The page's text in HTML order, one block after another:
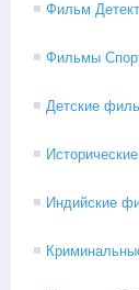
Фильм
Фильмы
Детские
Индийские